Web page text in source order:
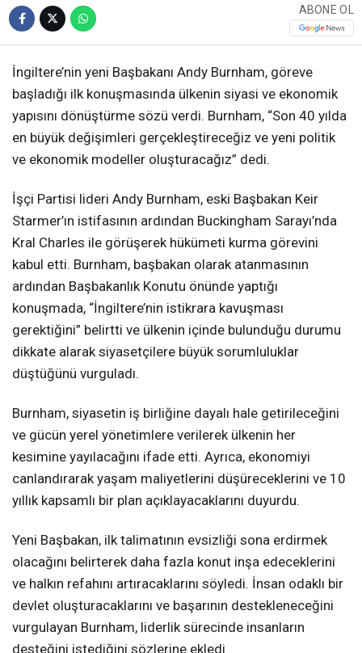
ABONE OL
İngiltere’nin yeni Başbakanı Andy Burnham, göreve
başladığı ilk konuşmasında ülkenin siyasi ve ekonomik
yapısını dönüştürme sözü verdi. Burnham, “Son 40 yılda
en büyük değişimleri gerçekleştireceğiz ve yeni politik
ve ekonomik modeller oluşturacağız” dedi.
İşçi Partisi lideri Andy Burnham, eski Başbakan Keir
Starmer’ın istifasının ardından Buckingham Sarayı’nda
Kral Charles ile görüşerek hükümeti kurma görevini
kabul etti. Burnham, başbakan olarak atanmasının
ardından Başbakanlık Konutu önünde yaptığı
konuşmada, “İngiltere’nin istikrara kavuşması
gerektiğini” belirtti ve ülkenin içinde bulunduğu durumu
dikkate alarak siyasetçilere büyük sorumluluklar
düştüğünü vurguladı.
Burnham, siyasetin iş birliğine dayalı hale getirileceğini
ve gücün yerel yönetimlere verilerek ülkenin her
kesimine yayılacağını ifade etti. Ayrıca, ekonomiyi
canlandırarak yaşam maliyetlerini düşüreceklerini ve 10
yıllık kapsamlı bir plan açıklayacaklarını duyurdu.
Yeni Başbakan, ilk talimatının evsizliği sona erdirmek
olacağını belirterek daha fazla konut inşa edeceklerini
ve halkın refahını artıracaklarını söyledi. İnsan odaklı bir
devlet oluşturacaklarını ve başarının destekleneceğini
vurgulayan Burnham, liderlik sürecinde insanların
desteğini istediğini sözlerine ekledi.